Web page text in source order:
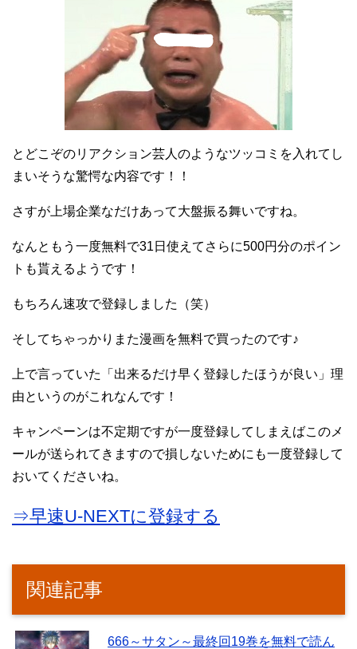
とどこぞのリアクション芸人のようなツッコミを入れてし
まいそうな驚愕な内容です！！
さすが上場企業なだけあって大盤振る舞いですね。
なんともう一度無料で31日使えてさらに500円分のポイン
トも貰えるようです！
もちろん速攻で登録しました（笑）
そしてちゃっかりまた漫画を無料で買ったのです♪
上で言っていた「出来るだけ早く登録したほうが良い」理
由というのがこれなんです！
キャンペーンは不定期ですが一度登録してしまえばこのメ
ールが送られてきますので損しないためにも一度登録して
おいてくださいね。
⇒早速U-NEXTに登録する
関連記事
666～サタン～最終回19巻を無料で読ん